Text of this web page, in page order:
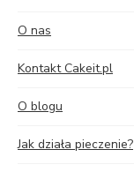
O nas
Kontakt Cakeit.pl
O blogu
Jak działa pieczenie?